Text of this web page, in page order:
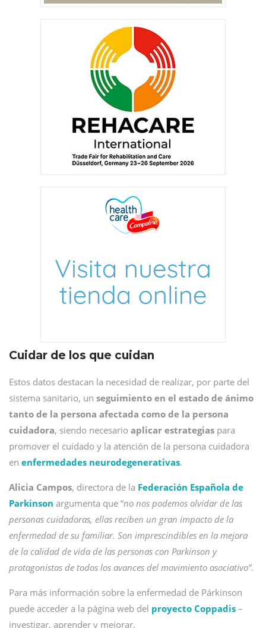
Cuidar de los que cuidan
Estos datos destacan la necesidad de realizar, por parte del
sistema sanitario, un seguimiento en el estado de ánimo
tanto de la persona afectada como de la persona
cuidadora, siendo necesario aplicar estrategias para
promover el cuidado y la atención de la persona cuidadora
en enfermedades neurodegenerativas.
Alicia Campos, directora de la Federación Española de
Parkinson argumenta que “no nos podemos olvidar de las
personas cuidadoras, ellas reciben un gran impacto de la
enfermedad de su familiar. Son imprescindibles en la mejora
de la calidad de vida de las personas con Parkinson y
protagonistas de todos los avances del movimiento asociativo”.
Para más información sobre la enfermedad de Párkinson
puede acceder a la página web del proyecto Coppadis –
investigar, aprender y mejorar.